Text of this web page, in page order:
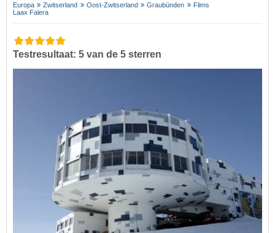
Europa Zwitserland Oost-Zwitserland Graubünden
Flims
Laax Falera
Testresultaat: 5 van de 5 sterren